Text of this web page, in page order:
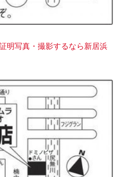
明写真・撮影するなら新居浜